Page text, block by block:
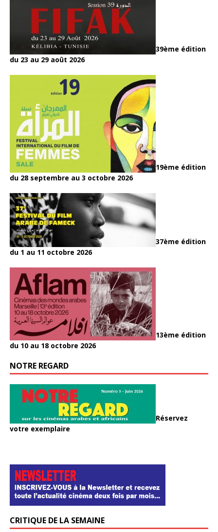
39ème édition
du 23 au 29 août 2026
19ème édition
du 28 septembre au 3 octobre 2026
37ème édition
du 1 au 11 octobre 2026
13ème édition
du 10 au 18 octobre 2026
NOTRE REGARD
Réservez
votre exemplaire
CRITIQUE DE LA SEMAINE